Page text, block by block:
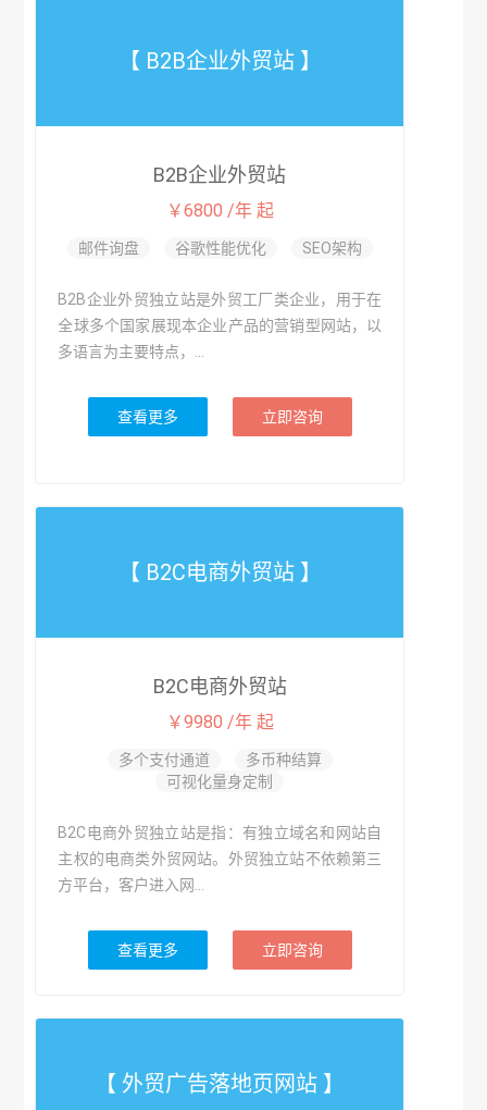
【 B2B企业外贸站 】
B2B企业外贸站
￥6800 /年 起
邮件询盘 谷歌性能优化 SEO架构
B2B企业外贸独立站是外贸工厂类企业，用于在
全球多个国家展现本企业产品的营销型网站，以
多语言为主要特点，...
查看更多 立即咨询
【 B2C电商外贸站 】
B2C电商外贸站
￥9980 /年 起
多个支付通道
多币种结算
可视化量身定制
B2C电商外贸独立站是指：有独立域名和网站自
主权的电商类外贸网站。外贸独立站不依赖第三
方平台，客户进入网...
查看更多 立即咨询
【 外贸广告落地页网站 】